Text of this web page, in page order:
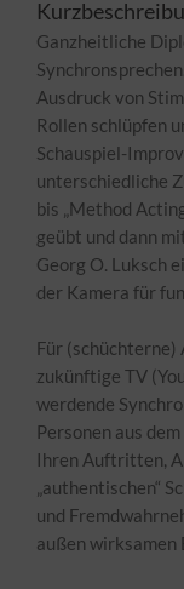
Ganzheitliche
Ausdruck von
Rollen schlüpfen
Schauspiel-
unterschiedliche
bis „Method
geübt und dann
Georg O. Luksch
der Kamera für
Für (schüchterne)
zukünftige TV
werdende
Personen aus
Ihren Auftritten,
„authentischen“
und
außen wirksamen